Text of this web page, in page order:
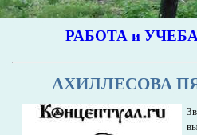
АХИЛЛЕСОВА